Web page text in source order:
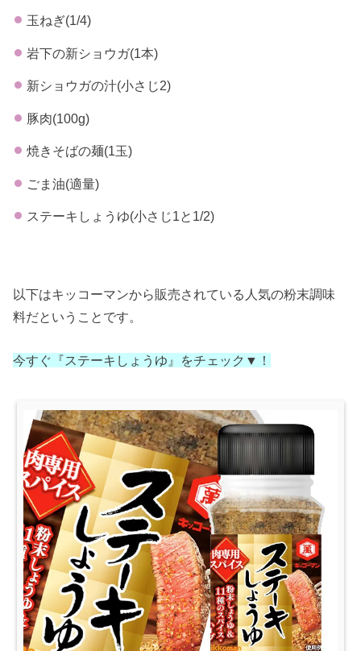
玉ねぎ(1/4)
岩下の新ショウガ(1本)
新ショウガの汁(小さじ2)
豚肉(100g)
焼きそばの麺(1玉)
ごま油(適量)
ステーキしょうゆ(小さじ1と1/2)
以下はキッコーマンから販売されている人気の粉末調味
料だということです。
今すぐ『ステーキしょうゆ』をチェック▼！